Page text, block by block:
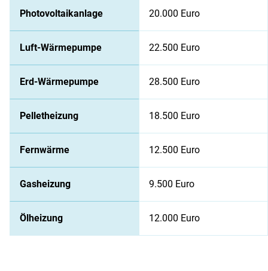
Photovoltaikanlage 20.000 Euro
Luft-Wärmepumpe 22.500 Euro
Erd-Wärmepumpe 28.500 Euro
Pelletheizung 18.500 Euro
Fernwärme 12.500 Euro
Gasheizung 9.500 Euro
Ölheizung 12.000 Euro